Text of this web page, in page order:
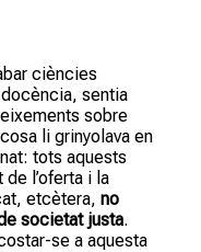
ciències
sentia
sobre
li grinyolava en
tots aquests
l’oferta i la
etcètera, no
societat justa.
se a aquesta